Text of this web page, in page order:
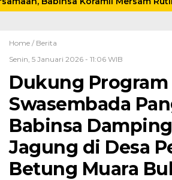
Home / Berita
Senin, 5 Januari 2026 - 11:06 WIB
Dukung Program
Swasembada
Babinsa
Jagung di Desa
Betung Muara